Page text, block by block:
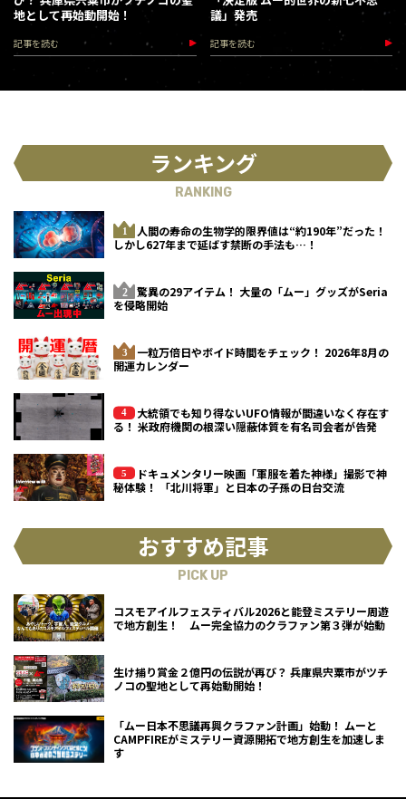
地として再始動開始！
記事を読む
議」発売
記事を読む
ランキング
RANKING
人間の寿命の生物学的限界値は“約190年”だった！
しかし627年まで延ばす禁断の手法も…！
驚異の29アイテム！ 大量の「ムー」グッズがSeria
を侵略開始
一粒万倍日やボイド時間をチェック！ 2026年8月の
開運カレンダー
大統領でも知り得ないUFO情報が間違いなく存在す
る！ 米政府機関の根深い隠蔽体質を有名司会者が告発
ドキュメンタリー映画「軍服を着た神様」撮影で神
秘体験！ 「北川将軍」と日本の子孫の日台交流
おすすめ記事
PICK UP
コスモアイルフェスティバル2026と能登ミステリー周遊
で地方創生！ ムー完全協力のクラファン第３弾が始動
生け捕り賞金２億円の伝説が再び？ 兵庫県宍粟市がツチ
ノコの聖地として再始動開始！
「ムー日本不思議再興クラファン計画」始動！ ムーと
CAMPFIREがミステリー資源開拓で地方創生を加速しま
す